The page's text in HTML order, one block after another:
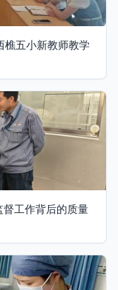
五小新教师教学
工作背后的质量